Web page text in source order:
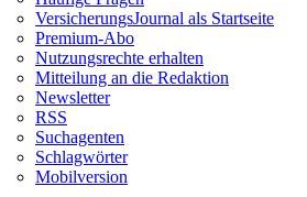
VersicherungsJournal als Startseite
Premium-Abo
Nutzungsrechte erhalten
Mitteilung an die Redaktion
Newsletter
RSS
Suchagenten
Schlagwörter
Mobilversion